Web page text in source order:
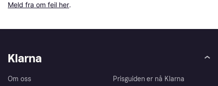
Meld fra om feil her.
Klarna
Om oss
Prisguiden er nå Klarna